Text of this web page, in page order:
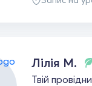
Лілія М.
Твій